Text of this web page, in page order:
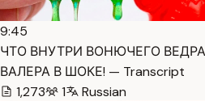
9:45
ЧТО ВНУТРИ ВОНЮЧЕГО
ВАЛЕРА В ШОКЕ! — Transcript
1,273
1 Russian